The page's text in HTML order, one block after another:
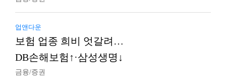
업앤다운
보험 업종 희비 엇갈려…
DB손해보험↑·삼성생명↓
금융/증권